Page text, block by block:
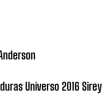
Universo 2016 Sirey